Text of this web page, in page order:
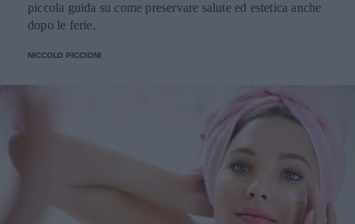
piccola guida su come preservare salute ed estetica anche
dopo le ferie.
NICCOLO PICCIONI